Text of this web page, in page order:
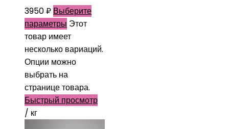
3950₽ Выберите
параметры Этот
товар имеет
несколько вариаций.
Опции можно
выбрать на
странице товара.
Быстрый просмотр
/ кг